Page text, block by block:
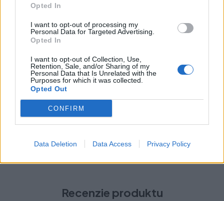
Opted In
I want to opt-out of processing my
Personal Data for Targeted Advertising.
Opted In
I want to opt-out of Collection, Use,
Retention, Sale, and/or Sharing of my
Personal Data that Is Unrelated with the
Purposes for which it was collected.
Opted Out
CONFIRM
Data Deletion Data Access Privacy Policy
8595060496785
Výrobca: Wireli
Kategórie:
400 mm
Recenzie produktu